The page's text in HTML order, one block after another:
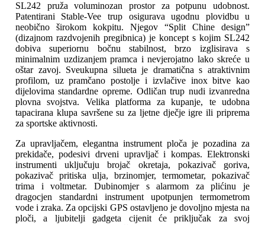
SL242 pruža voluminozan prostor za potpunu udobnost.
Patentirani Stable-Vee trup osigurava ugodnu plovidbu u
neobično širokom kokpitu. Njegov “Split Chine design”
(dizajnom razdvojenih pregibnica) je koncept s kojim SL242
dobiva superiornu bočnu stabilnost, brzo izglisirava s
minimalnim uzdizanjem pramca i nevjerojatno lako skreće u
oštar zavoj. Sveukupna silueta je dramatična s atraktivnim
profilom, uz pramčano postolje i izvlačive inox bitve kao
dijelovima standardne opreme. Odličan trup nudi izvanredna
plovna svojstva. Velika platforma za kupanje, te udobna
tapacirana klupa savršene su za ljetne dječje igre ili priprema
za sportske aktivnosti.
Za upravljačem, elegantna instrument ploča je pozadina za
prekidače, podesivi drveni upravljač i kompas. Elektronski
instrumenti uključuju brojač okretaja, pokazivač goriva,
pokazivač pritiska ulja, brzinomjer, termometar, pokazivač
trima i voltmetar. Dubinomjer s alarmom za plićinu je
dragocjen standardni instrument upotpunjen termometrom
vode i zraka. Za opcijski GPS ostavljeno je dovoljno mjesta na
ploči, a ljubitelji gadgeta cijenit će priključak za svoj